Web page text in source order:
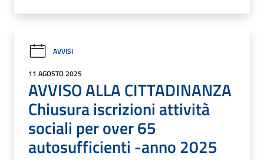
AVVISI
11 AGOSTO 2025
AVVISO ALLA CITTADINANZA
Chiusura iscrizioni attività
sociali per over 65
autosufficienti -anno 2025